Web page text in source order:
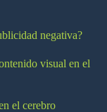
negativa?
visual en el
el cerebro